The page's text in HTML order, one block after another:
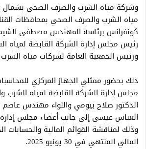
وشركة مياه الشرب والصرف الصحي بشمال
مياه الشرب والصرف الصحي بمحافظات
كونفرانس برئاسة المهندس مصطفى
رئيس مجلس إدارة الشركة القابضة لمياه
ورئيس الجمعية العامة لشركات مياه
ذلك بحضور ممثلي الجهاز المركزي
مجلس إدارة الشركة القابضة لمياه
الدكتور صلاح بيومي واللواء مهندس عاصم
العباس عيسى إلى جانب أعضاء مجلس إدارة
وذلك لمناقشة القوائم المالية والحسابات
المالي المنتهي في 30 يونيو 2025.